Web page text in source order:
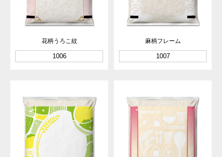
花柄うろこ紋
1006
麻柄フレーム
1007